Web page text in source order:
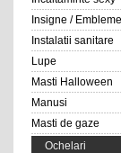
Insigne / Embleme
Instalatii sanitare
Lupe
Masti Halloween
Manusi
Masti de gaze
Ochelari